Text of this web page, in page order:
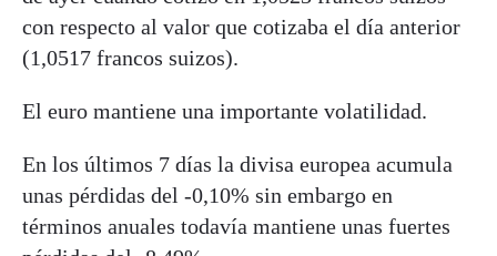
con respecto al valor que cotizaba el día anterior
(1,0517 francos suizos).
El euro mantiene una importante volatilidad.
En los últimos 7 días la divisa europea acumula
unas pérdidas del -0,10% sin embargo en
términos anuales todavía mantiene unas fuertes